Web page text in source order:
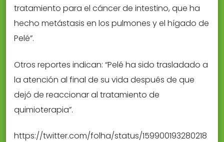
tratamiento para el cáncer de intestino, que ha
hecho metástasis en los pulmones y el hígado de
Pelé”.
Otros reportes indican: “Pelé ha sido trasladado a
la atención al final de su vida después de que
dejó de reaccionar al tratamiento de
quimioterapia”.
https://twitter.com/folha/status/159900193280218